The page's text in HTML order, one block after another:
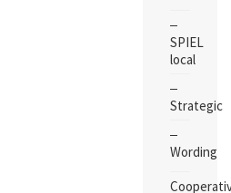
SPIEL
local
Strategic
Wording